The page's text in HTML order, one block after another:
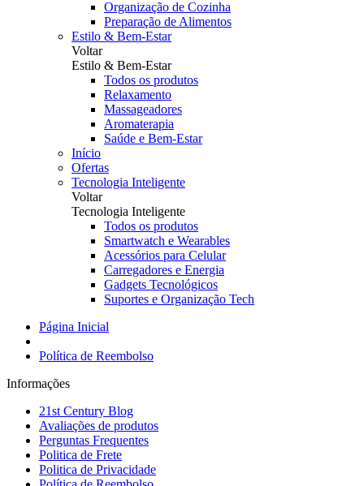
Organização de Cozinha
Preparação de Alimentos
Estilo & Bem-Estar
Voltar
Estilo & Bem-Estar
Todos os produtos
Relaxamento
Massageadores
Aromaterapia
Saúde e Bem-Estar
Início
Ofertas
Tecnologia Inteligente
Voltar
Tecnologia Inteligente
Todos os produtos
Smartwatch e Wearables
Acessórios para Celular
Carregadores e Energia
Gadgets Tecnológicos
Suportes e Organização Tech
Página Inicial
Política de Reembolso
Informações
21st Century Blog
Avaliações de produtos
Perguntas Frequentes
Politica de Frete
Politica de Privacidade